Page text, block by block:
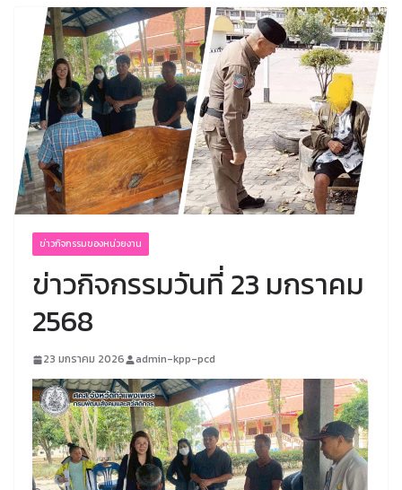
ข่าวกิจกรรมของหน่วยงาน
ข่าวกิจกรรมวันที่ 23 มกราคม
2568
23 มกราคม 2026 admin-kpp-pcd